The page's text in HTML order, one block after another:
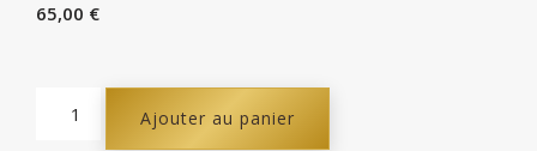
65,00 €
Ajouter au panier